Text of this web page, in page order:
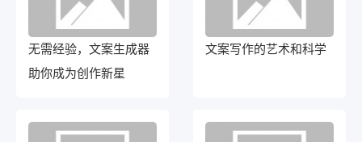
无需经验，文案生成器
助你成为创作新星
文案写作的艺术和科学